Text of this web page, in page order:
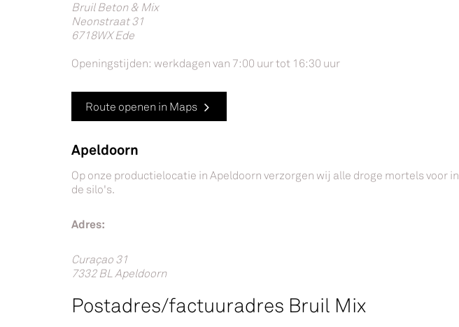
Bruil Beton & Mix
Neonstraat 31
6718WX Ede
Openingstijden: werkdagen van 7:00 uur tot 16:30 uur
Route openen in Maps
Apeldoorn
Op onze productielocatie in Apeldoorn verzorgen wij alle droge mortels voor in
de silo's.
Adres:
Curaçao 31
7332 BL Apeldoorn
Postadres/factuuradres Bruil Mix